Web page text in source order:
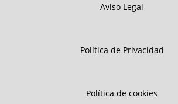
Aviso Legal
Política de Privacidad
Política de cookies